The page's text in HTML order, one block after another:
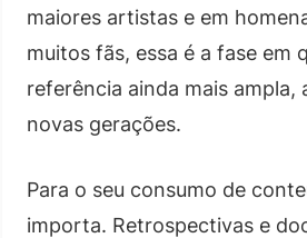
maiores artistas e em
muitos fãs, essa é a fase em
referência ainda mais ampla,
novas gerações.
Para o seu consumo de
importa. Retrospectivas e